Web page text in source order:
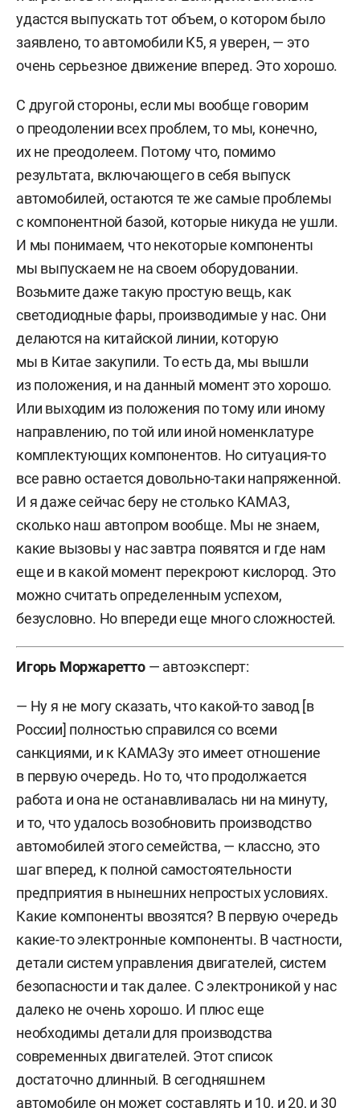
удастся выпускать тот объем, о котором было
заявлено, то автомобили К5, я уверен, — это
очень серьезное движение вперед. Это хорошо.
С другой стороны, если мы вообще говорим
о преодолении всех проблем, то мы, конечно,
их не преодолеем. Потому что, помимо
результата, включающего в себя выпуск
автомобилей, остаются те же самые проблемы
с компонентной базой, которые никуда не ушли.
И мы понимаем, что некоторые компоненты
мы выпускаем не на своем оборудовании.
Возьмите даже такую простую вещь, как
светодиодные фары, производимые у нас. Они
делаются на китайской линии, которую
мы в Китае закупили. То есть да, мы вышли
из положения, и на данный момент это хорошо.
Или выходим из положения по тому или иному
направлению, по той или иной номенклатуре
комплектующих компонентов. Но ситуация-то
все равно остается довольно-таки напряженной.
И я даже сейчас беру не столько КАМАЗ,
сколько наш автопром вообще. Мы не знаем,
какие вызовы у нас завтра появятся и где нам
еще и в какой момент перекроют кислород. Это
можно считать определенным успехом,
безусловно. Но впереди еще много сложностей.
Игорь Моржаретто— автоэксперт:
— Ну я не могу сказать, что какой-то завод [в
России] полностью справился со всеми
санкциями, и к КАМАЗу это имеет отношение
в первую очередь. Но то, что продолжается
работа и она не останавливалась ни на минуту,
и то, что удалось возобновить производство
автомобилей этого семейства, — классно, это
шаг вперед, к полной самостоятельности
предприятия в нынешних непростых условиях.
Какие компоненты ввозятся? В первую очередь
какие-то электронные компоненты. В частности,
детали систем управления двигателей, систем
безопасности и так далее. С электроникой у нас
далеко не очень хорошо. И плюс еще
необходимы детали для производства
современных двигателей. Этот список
достаточно длинный. В сегодняшнем
автомобиле он может составлять и 10, и 20, и 30